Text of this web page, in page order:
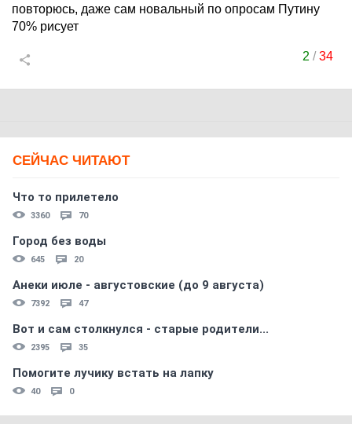
повторюсь, даже сам новальный по опросам Путину
70% рисует
2 /34
СЕЙЧАС ЧИТАЮТ
Что то прилетело
3360 70
Город без воды
645 20
Анеки июле - августовские (до 9 августа)
7392 47
Вот и сам столкнулся - старые родители...
2395 35
Помогите лучику встать на лапку
40 0